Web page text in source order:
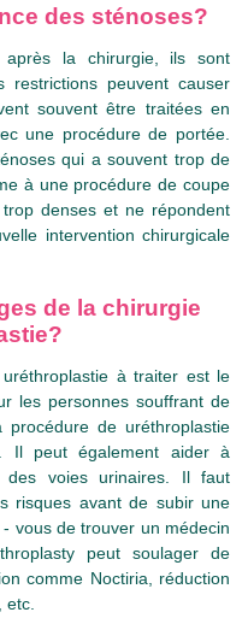
des sténoses?
après la chirurgie, ils sont
peuvent causer
souvent être traitées en
une procédure de portée.
qui a souvent trop de
à une procédure de coupe
denses et ne répondent
intervention chirurgicale
de la chirurgie
à traiter est le
les personnes souffrant de
de uréthroplastie
Il peut également aider à
des voies urinaires. Il faut
risques avant de subir une
vous de trouver un médecin
peut soulager de
comme Noctiria, réduction